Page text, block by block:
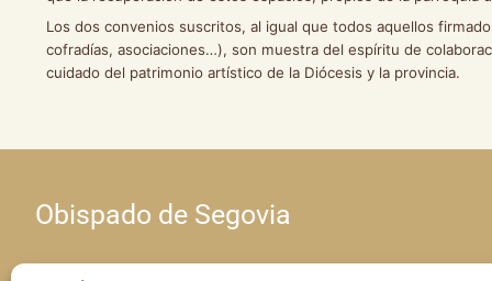
Los dos convenios suscritos, al igual que todos aquellos
cofradías, asociaciones…), son muestra del espíritu de
cuidado del patrimonio artístico de la Diócesis y la provincia.
Obispado de Segovia